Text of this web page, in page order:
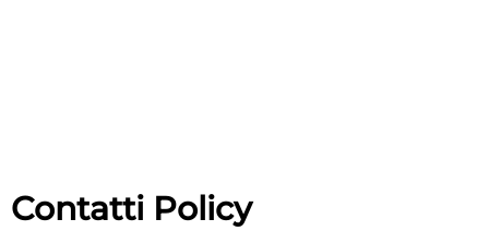
Contatti Policy